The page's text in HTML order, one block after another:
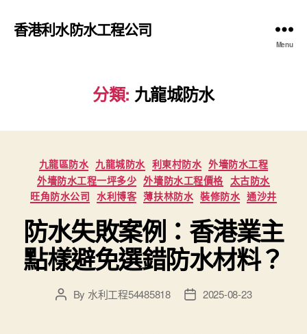
香港利水防水工程公司
Menu
分類: 九龍城防水
Categories
九龍區防水 九龍城防水 利東村防水 外墻防水工程
外墻防水工程一坪多少 外墻防水工程價格 太古防水
旺角防水公司 水利博客 薄扶林防水 裝修防水 通沙井
防水失敗案例：香港業主
點樣避免選錯防水材料？
PostBy 水利工程54485818
Post2025-08-23